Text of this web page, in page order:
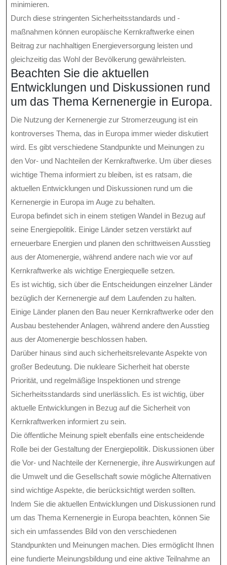
minimieren.
Durch diese stringenten Sicherheitsstandards und -
maßnahmen können europäische Kernkraftwerke einen
Beitrag zur nachhaltigen Energieversorgung leisten und
gleichzeitig das Wohl der Bevölkerung gewährleisten.
Beachten Sie die aktuellen
Entwicklungen und Diskussionen rund
um das Thema Kernenergie in Europa.
Die Nutzung der Kernenergie zur Stromerzeugung ist ein
kontroverses Thema, das in Europa immer wieder diskutiert
wird. Es gibt verschiedene Standpunkte und Meinungen zu
den Vor- und Nachteilen der Kernkraftwerke. Um über dieses
wichtige Thema informiert zu bleiben, ist es ratsam, die
aktuellen Entwicklungen und Diskussionen rund um die
Kernenergie in Europa im Auge zu behalten.
Europa befindet sich in einem stetigen Wandel in Bezug auf
seine Energiepolitik. Einige Länder setzen verstärkt auf
erneuerbare Energien und planen den schrittweisen Ausstieg
aus der Atomenergie, während andere nach wie vor auf
Kernkraftwerke als wichtige Energiequelle setzen.
Es ist wichtig, sich über die Entscheidungen einzelner Länder
bezüglich der Kernenergie auf dem Laufenden zu halten.
Einige Länder planen den Bau neuer Kernkraftwerke oder den
Ausbau bestehender Anlagen, während andere den Ausstieg
aus der Atomenergie beschlossen haben.
Darüber hinaus sind auch sicherheitsrelevante Aspekte von
großer Bedeutung. Die nukleare Sicherheit hat oberste
Priorität, und regelmäßige Inspektionen und strenge
Sicherheitsstandards sind unerlässlich. Es ist wichtig, über
aktuelle Entwicklungen in Bezug auf die Sicherheit von
Kernkraftwerken informiert zu sein.
Die öffentliche Meinung spielt ebenfalls eine entscheidende
Rolle bei der Gestaltung der Energiepolitik. Diskussionen über
die Vor- und Nachteile der Kernenergie, ihre Auswirkungen auf
die Umwelt und die Gesellschaft sowie mögliche Alternativen
sind wichtige Aspekte, die berücksichtigt werden sollten.
Indem Sie die aktuellen Entwicklungen und Diskussionen rund
um das Thema Kernenergie in Europa beachten, können Sie
sich ein umfassendes Bild von den verschiedenen
Standpunkten und Meinungen machen. Dies ermöglicht Ihnen
eine fundierte Meinungsbildung und eine aktive Teilnahme an